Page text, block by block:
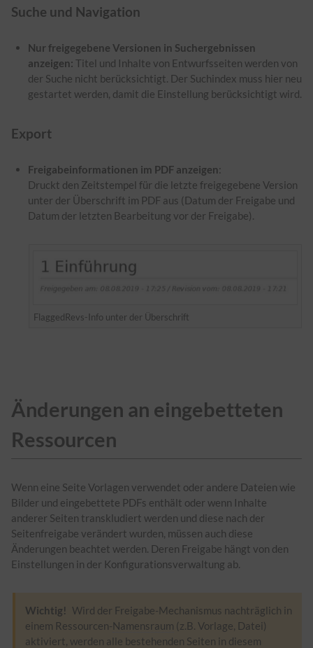
Suche und Navigation
Nur freigegebene Versionen in Suchergebnissen
anzeigen: Titel und Inhalte von Entwurfsseiten werden von
der Suche nicht berücksichtigt. Der Suchindex muss hier neu
gestartet werden, damit die Einstellung berücksichtigt wird.
Export
Freigabeinformationen im PDF anzeigen:
Druckt den Zeitstempel für die letzte freigegebene Version
unter der Überschrift im PDF aus (Datum der Freigabe und
Datum der letzten Bearbeitung vor der Freigabe).
FlaggedRevs-Info unter der Überschrift
Änderungen an eingebetteten
Ressourcen
Wenn eine Seite Vorlagen verwendet oder andere Dateien wie
Bilder und eingebettete PDFs enthält oder wenn Inhalte
anderer Seiten transkludiert werden und diese nach der
Seitenfreigabe verändert wurden, müssen auch diese
Änderungen beachtet werden. Deren Freigabe hängt von den
Einstellungen in der Konfigurationsverwaltung ab.
Wichtig! Wird der Freigabe-Mechanismus nachträglich in
einem Ressourcen-Namensraum (z.B. Vorlage, Datei)
aktiviert, werden alle bestehenden Seiten in diesem